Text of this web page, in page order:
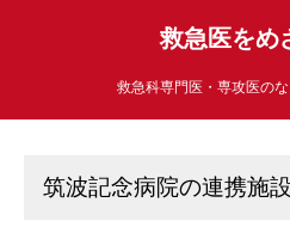
救急医をめ
救急科専門医・専攻医の
筑波記念病院の連携施